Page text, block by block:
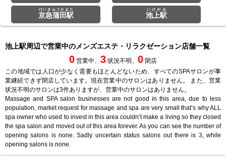
京急蒲田駅
けいきゅうかまた
池上駅
いけがみ
池上駅周辺で営業中のメンズエステ・リラクゼーション店舗一覧
0 営業中、 3 状況不明、 0 閉店
この地域では人口が少なく需要もほとんどないため、すべてのSPAサロンが事
業継続できず閉店しています。現在営業中のサロンはありません。 また、営業
状況不明のサロンは3件ありますが、営業中のサロンはありません。
Massage and SPA salon businesses are not good in this area, due to less
population, market request for massage and spa are very small that’s why ALL
spa owner who used to invest in this area couldn’t make a living so they closed
the spa salon and moved out of this area forever. As you can see the number of
opening salons is none. Sadly uncertain status salons out there is 3, while
opening salons is none.